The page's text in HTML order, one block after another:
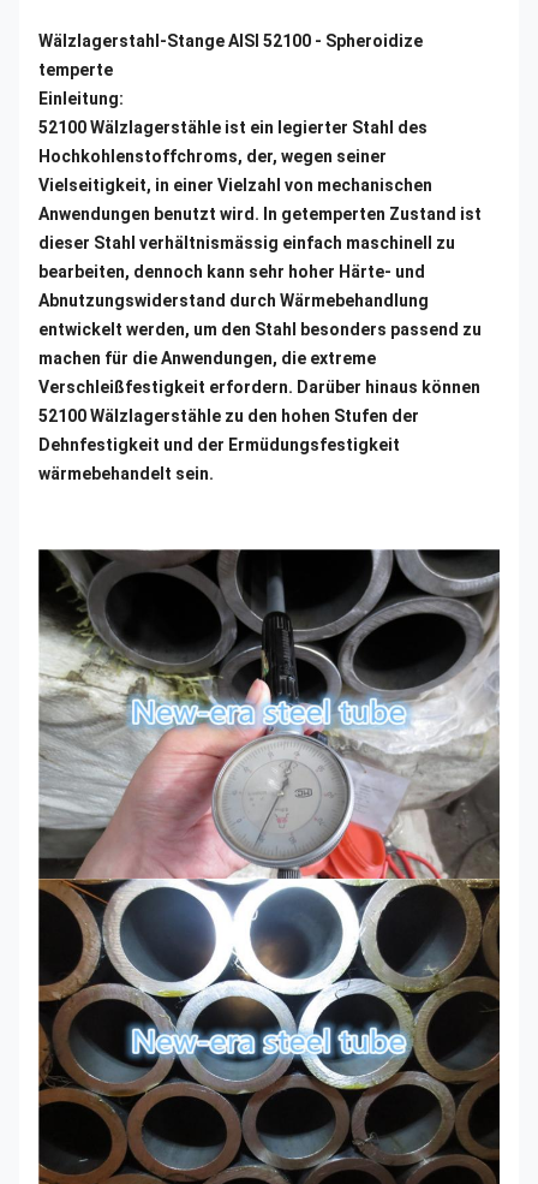
Wälzlagerstahl-Stange AISI 52100 - Spheroidize
temperte
Einleitung:
52100 Wälzlagerstähle ist ein legierter Stahl des
Hochkohlenstoffchroms, der, wegen seiner
Vielseitigkeit, in einer Vielzahl von mechanischen
Anwendungen benutzt wird. In getemperten Zustand ist
dieser Stahl verhältnismässig einfach maschinell zu
bearbeiten, dennoch kann sehr hoher Härte- und
Abnutzungswiderstand durch Wärmebehandlung
entwickelt werden, um den Stahl besonders passend zu
machen für die Anwendungen, die extreme
Verschleißfestigkeit erfordern. Darüber hinaus können
52100 Wälzlagerstähle zu den hohen Stufen der
Dehnfestigkeit und der Ermüdungsfestigkeit
wärmebehandelt sein.